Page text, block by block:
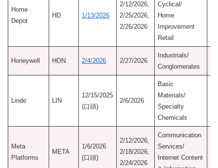
Home
Depot
HD 1/13/2026
2/12/2026,
2/25/2026,
2/26/2026
Cyclical/
Home
Improvement
Retail
Honeywell HON 2/4/2026 2/27/2026
Industrials/
Conglomerates
Linde LIN
12/15/2025
(口頭)
2/6/2026
Basic
Materials/
Specialty
Chemicals
Meta
Platforms
META
1/6/2026
(口頭)
2/12/2026,
2/18/2026,
2/24/2026
Communication
Services/
Internet Content